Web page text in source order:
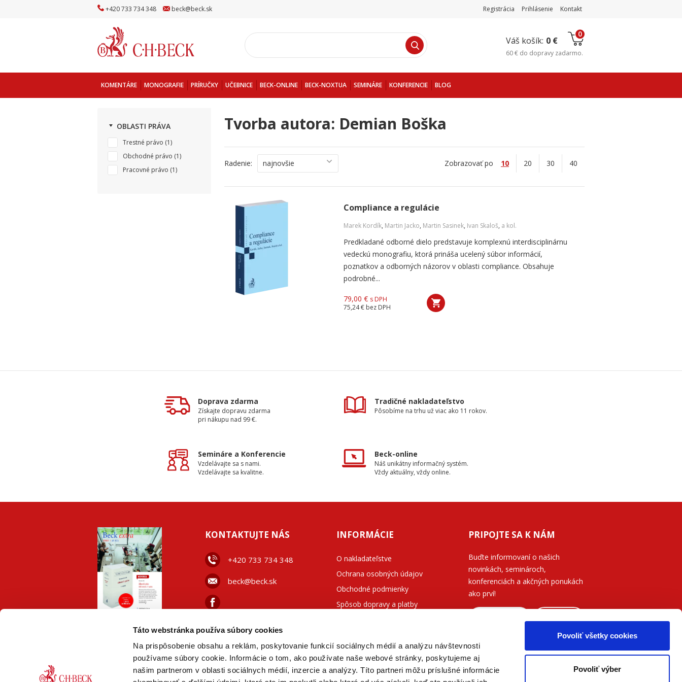
Táto webstránka používa súbory cookies
Na prispôsobenie obsahu a reklám, poskytovanie funkcií sociálnych médií a analýzu návštevnosti
používame súbory cookie. Informácie o tom, ako používate naše webové stránky, poskytujeme aj
našim partnerom v oblasti sociálnych médií, inzercie a analýzy. Títo partneri môžu príslušné informácie
Povoliť všetky cookies
Povoliť výber
+420733 734348 beck@beck.sk Registrácia Prihlásenie Kontakt
Váš košík: 0 €
0
60 € do dopravy zadarmo.
KOMENTÁRE MONOGRAFIE PRÍRUČKY UČEBNICE BECK-ONLINE BECK-NOXTUA SEMINÁRE KONFERENCIE BLOG
OBLASTI PRÁVA
Trestné právo (1)
Obchodné právo (1)
Pracovné právo (1)
Tvorba autora: Demian Boška
Radenie: najnovšie Zobrazovať po 10 20 30 40
Compliance a regulácie
Marek Kordík, Martin Jacko, Martin Sasinek, Ivan Skaloš, a kol.
Predkladané odborné dielo predstavuje komplexnú interdisciplinárnu
vedeckú monografiu, ktorá prináša ucelený súbor informácií,
poznatkov a odborných názorov v oblasti compliance. Obsahuje
podrobné...
79,00 € s DPH
75,24 € bez DPH
Doprava zdarma
Získajte dopravu zdarma
pri nákupu nad 99 €.
Tradičné nakladateľstvo
Pôsobíme na trhu už viac ako 11 rokov.
Semináre a Konferencie
Vzdelávajte sa s nami.
Vzdelávajte sa kvalitne.
Beck-online
Náš unikátny informačný systém.
Vždy aktuálny, vždy online.
PDF
VERZIA
KONTAKTUJTE NÁS
+420 733 734 348
beck@beck.sk
INFORMÁCIE
O nakladateľstve
Ochrana osobných údajov
Obchodné podmienky
Spôsob dopravy a platby
PRIPOJTE SA K NÁM
Buďte informovaní o našich
novinkách, seminároch,
konferenciách a akčných ponukách
ako prví!
Prečítajte si, ako naše nakladateľstvo
nakladá s vašimi
osobnými údajmi.